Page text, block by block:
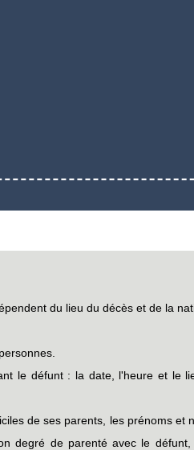
du lieu du décès et de la
le défunt : la date, l'heure et le
de ses parents, les prénoms et
degré de parenté avec le